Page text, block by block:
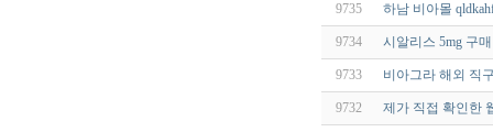
9735 하남 비아몰
9734 시알리스 5mg 구
9733 비아그라 해외 직
9732 제가 직접 확인한